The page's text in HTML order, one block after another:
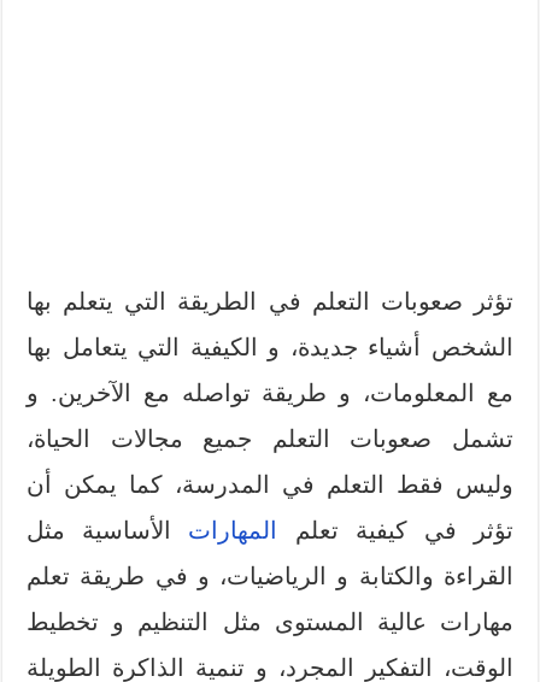
تؤثر صعوبات التعلم في الطريقة التي يتعلم بها
الشخص أشياء جديدة، و الكيفية التي يتعامل بها
مع المعلومات، و طريقة تواصله مع الآخرين. و
تشمل صعوبات التعلم جميع مجالات الحياة،
وليس فقط التعلم في المدرسة، كما يمكن أن
تؤثر في كيفية تعلم
المهارات الأساسية مثل
القراءة والكتابة و الرياضيات، و في طريقة تعلم
مهارات عالية المستوى مثل التنظيم و تخطيط
الوقت، التفكير المجرد، و تنمية الذاكرة الطويلة